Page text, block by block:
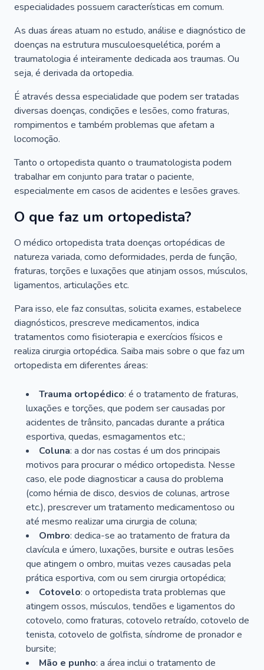
especialidades possuem características em comum.
As duas áreas atuam no estudo, análise e diagnóstico de
doenças na estrutura musculoesquelética, porém a
traumatologia é inteiramente dedicada aos traumas. Ou
seja, é derivada da ortopedia.
É através dessa especialidade que podem ser tratadas
diversas doenças, condições e lesões, como fraturas,
rompimentos e também problemas que afetam a
locomoção.
Tanto o ortopedista quanto o traumatologista podem
trabalhar em conjunto para tratar o paciente,
especialmente em casos de acidentes e lesões graves.
O que faz um ortopedista?
O médico ortopedista trata doenças ortopédicas de
natureza variada, como deformidades, perda de função,
fraturas, torções e luxações que atinjam ossos, músculos,
ligamentos, articulações etc.
Para isso, ele faz consultas, solicita exames, estabelece
diagnósticos, prescreve medicamentos, indica
tratamentos como fisioterapia e exercícios físicos e
realiza cirurgia ortopédica. Saiba mais sobre o que faz um
ortopedista em diferentes áreas:
Trauma ortopédico: é o tratamento de fraturas,
luxações e torções, que podem ser causadas por
acidentes de trânsito, pancadas durante a prática
esportiva, quedas, esmagamentos etc.;
Coluna: a dor nas costas é um dos principais
motivos para procurar o médico ortopedista. Nesse
caso, ele pode diagnosticar a causa do problema
(como hérnia de disco, desvios de colunas, artrose
etc.), prescrever um tratamento medicamentoso ou
até mesmo realizar uma cirurgia de coluna;
Ombro: dedica-se ao tratamento de fratura da
clavícula e úmero, luxações, bursite e outras lesões
que atingem o ombro, muitas vezes causadas pela
prática esportiva, com ou sem cirurgia ortopédica;
Cotovelo: o ortopedista trata problemas que
atingem ossos, músculos, tendões e ligamentos do
cotovelo, como fraturas, cotovelo retraído, cotovelo de
tenista, cotovelo de golfista, síndrome de pronador e
bursite;
Mão e punho: a área inclui o tratamento de